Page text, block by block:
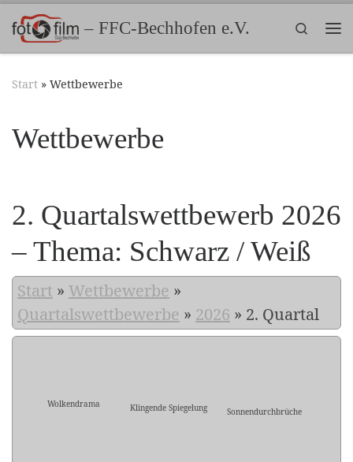
Zum Inhalt springen– FFC-Bechhofen e.V.
Search
Start » Wettbewerbe
Wettbewerbe
2. Quartalswettbewerb 2026
– Thema: Schwarz / Weiß
Start » Wettbewerbe »
Quartalswettbewerbe » 2026 » 2. Quartal
Wolkendrama Klingende Spiegelung Sonnendurchbrüche